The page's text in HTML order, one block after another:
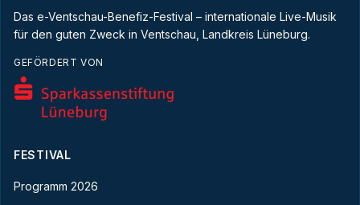
Das e-Ventschau-Benefiz-Festival – internationale Live-Musik
für den guten Zweck in Ventschau, Landkreis Lüneburg.
GEFÖRDERT VON
FESTIVAL
Programm 2026